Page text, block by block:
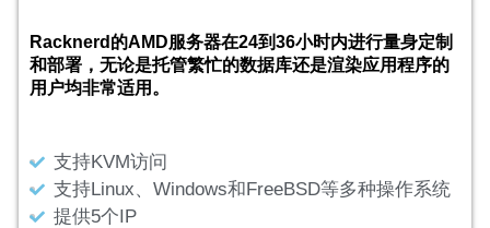
Racknerd的AMD服务器在24到36小时内进行量身定制
和部署，无论是托管繁忙的数据库还是渲染应用程序的
用户均非常适用。
支持KVM访问
支持Linux、Windows和FreeBSD等多种操作系统
提供5个IP